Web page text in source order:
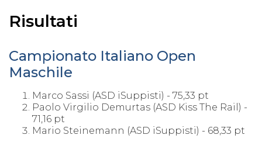
Risultati
Campionato Italiano Open
Maschile
Marco Sassi (ASD iSuppisti) - 75,33 pt
Paolo Virgilio Demurtas (ASD Kiss The Rail) -
71,16 pt
Mario Steinemann (ASD iSuppisti) - 68,33 pt